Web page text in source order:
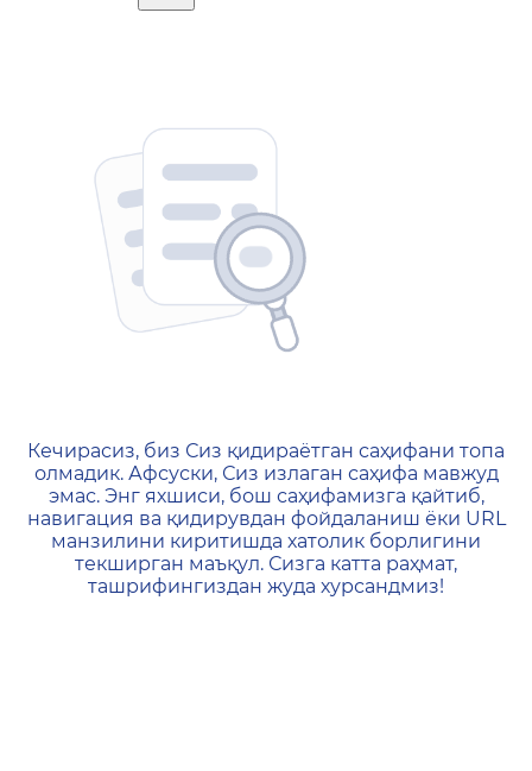
404 — Страница не
Кечирасиз, биз Сиз қидираётган саҳифани топа
олмадик. Афсуски, Сиз излаган саҳифа мавжуд
эмас. Энг яхшиси, бош саҳифамизга қайтиб,
навигация ва қидирувдан фойдаланиш ёки URL
манзилини киритишда хатолик борлигини
текширган маъқул. Сизга катта раҳмат,
ташрифингиздан жуда хурсандмиз!